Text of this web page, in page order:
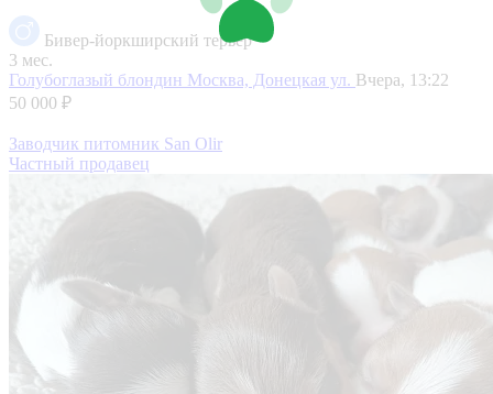
Бивер-йоркширский терьер
3 мес.
Голубоглазый блондин Москва, Донецкая ул. Вчера, 13:22
50 000 ₽
Заводчик питомник San Olir
Частный продавец